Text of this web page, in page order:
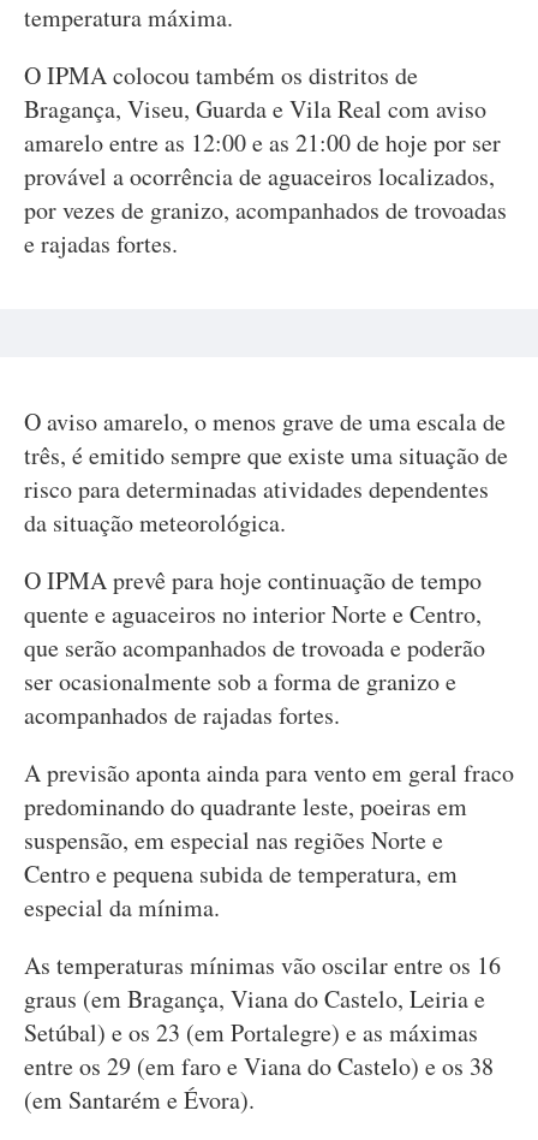
temperatura máxima.
O IPMA colocou também os distritos de
Bragança, Viseu, Guarda e Vila Real com aviso
amarelo entre as 12:00 e as 21:00 de hoje por ser
provável a ocorrência de aguaceiros localizados,
por vezes de granizo, acompanhados de trovoadas
e rajadas fortes.
O aviso amarelo, o menos grave de uma escala de
três, é emitido sempre que existe uma situação de
risco para determinadas atividades dependentes
da situação meteorológica.
O IPMA prevê para hoje continuação de tempo
quente e aguaceiros no interior Norte e Centro,
que serão acompanhados de trovoada e poderão
ser ocasionalmente sob a forma de granizo e
acompanhados de rajadas fortes.
A previsão aponta ainda para vento em geral fraco
predominando do quadrante leste, poeiras em
suspensão, em especial nas regiões Norte e
Centro e pequena subida de temperatura, em
especial da mínima.
As temperaturas mínimas vão oscilar entre os 16
graus (em Bragança, Viana do Castelo, Leiria e
Setúbal) e os 23 (em Portalegre) e as máximas
entre os 29 (em faro e Viana do Castelo) e os 38
(em Santarém e Évora).